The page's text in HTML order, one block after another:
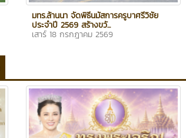
มทร.ล้านนา จัดพิธีนมัสการครูบาศรีวิชัย
ประจำปี 2569 สร้างขวั...
เสาร์ 18 กรกฎาคม 2569